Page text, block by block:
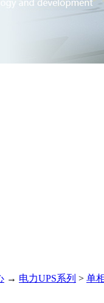
→ 电力UPS系列 > 单